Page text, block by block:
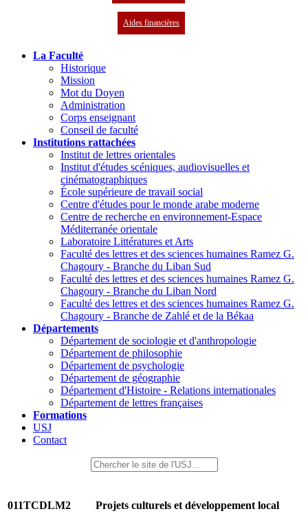
Aides financières
La Faculté
Historique
Mission
Mot du Doyen
Administration
Corps enseignant
Conseil de faculté
Institutions rattachées
Institut de lettres orientales
Institut d'études scéniques, audiovisuelles et
cinématographiques
École supérieure de travail social
Centre d'études pour le monde arabe moderne
Centre de recherche en environnement-Espace
Méditerranée orientale
Laboratoire Littératures et Arts
Faculté des lettres et des sciences humaines Ramez G.
Chagoury - Branche du Liban Sud
Faculté des lettres et des sciences humaines Ramez G.
Chagoury - Branche du Liban Nord
Faculté des lettres et des sciences humaines Ramez G.
Chagoury - Branche de Zahlé et de la Békaa
Départements
Département de sociologie et d'anthropologie
Département de philosophie
Département de psychologie
Département de géographie
Département d'Histoire - Relations internationales
Département de lettres françaises
Formations
USJ
Contact
011TCDLM2 Projets culturels et développement local